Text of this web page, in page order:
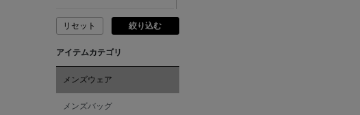
ADVISORY BOARD
AESOP
リセット 絞り込む
アイテムカテゴリ
メンズウェア
メンズバッグ